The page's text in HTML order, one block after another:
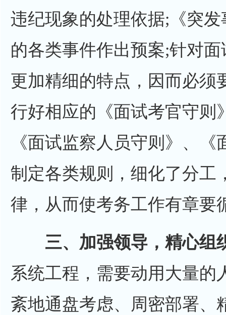
违纪现象的处理依据;《突
的各类事件作出预案;针对
更加精细的特点，因而必须
行好相应的《面试考官守则
《面试监察人员守则》、
制定各类规则，细化了分工
律，从而使考务工作有章要
三、加强领导，精心组
系统工程，需要动用大量的
紊地通盘考虑、周密部署、